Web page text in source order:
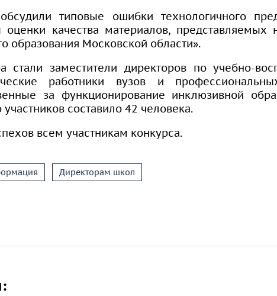
типовые ошибки технологичного
качества материалов, представляемых
образования Московской области».
стали заместители директоров по учебно-
работники вузов и
за функционирование инклюзивной
составило 42 человека.
всем участникам конкурса.
Директорам школ